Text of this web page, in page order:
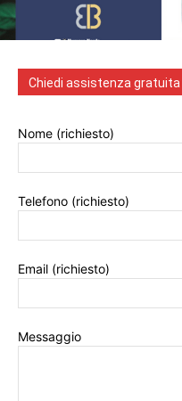
Chiedi assistenza gratuita
Nome (richiesto)
Telefono (richiesto)
Email (richiesto)
Messaggio